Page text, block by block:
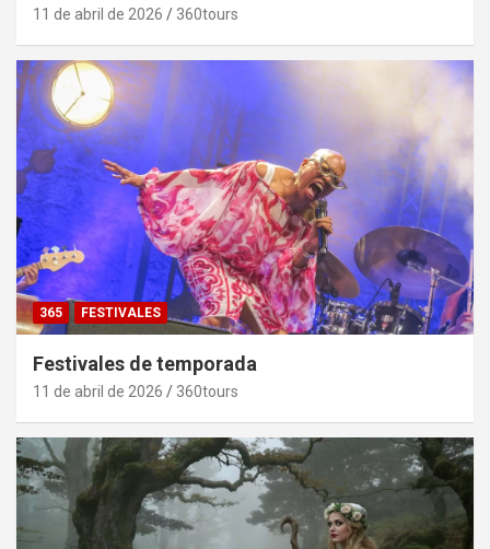
11 de abril de 2026 360tours
365 FESTIVALES
Festivales de temporada
11 de abril de 2026 360tours